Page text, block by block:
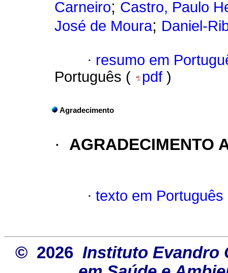
Carneiro; Castro, Paulo
José de Moura; Daniel-
· resumo em
Português (
pdf )
Agradecimento
· AGRADECIMENTO
· texto em Português
© 2026 Instituto Evandro